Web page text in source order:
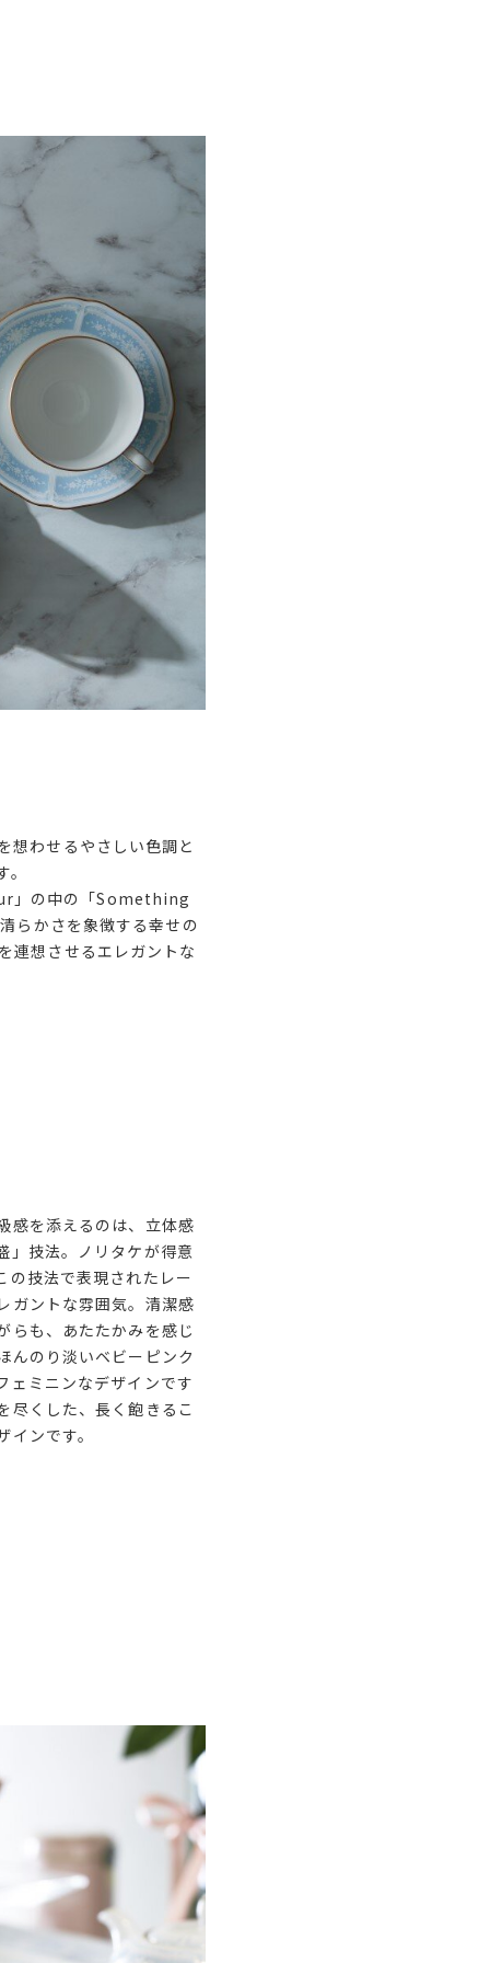
想わせるやさしい色調と
」の中の「Something
らかさを象徴する幸せの
連想させるエレガントな
感を添えるのは、立体感
」技法。ノリタケが得意
の技法で表現されたレー
ガントな雰囲気。清潔感
らも、あたたかみを感じ
んのり淡いベビーピンク
ェミニンなデザインです
尽くした、長く飽きるこ
ンです。